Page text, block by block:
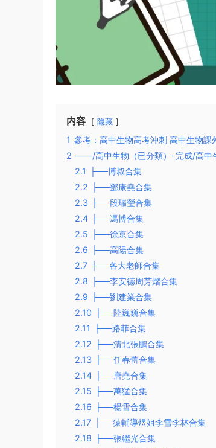
内容 隐藏
1 參考：高中生物高考沖刺 高中生物課
2 ——/高中生物（已分類）-完成/高中
2.1
├──博叔合集
2.2
├──鄧康堯合集
2.3
├──段瑞瑩合集
2.4
├──馮博合集
2.5
├──徐京合集
2.6
├──高陽合集
2.7
├──各大老師合集
2.8
├──李安德周芳熠合集
2.9
├──劉建業合集
2.10
├──陸巍巍合集
2.11
├──路菲合集
2.12
├──清北張鵬合集
2.13
├──任春蕾合集
2.14
├──唐堯合集
2.15
├──萬猛合集
2.16
├──楊雪合集
2.17
├──猿輔導煜姐李雪李林合集
2.18
├──張繼光合集